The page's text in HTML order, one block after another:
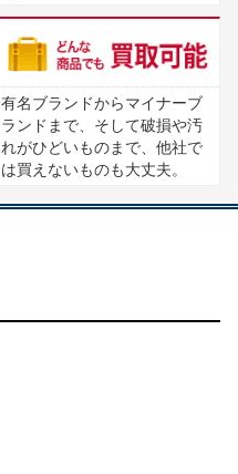
有名ブランドからマイナーブ
ランドまで、そして破損や汚
れがひどいものまで、他社で
は買えないものも大丈夫。